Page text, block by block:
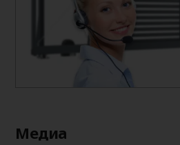
Медиа